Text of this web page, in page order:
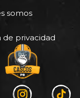
somos
de privacidad